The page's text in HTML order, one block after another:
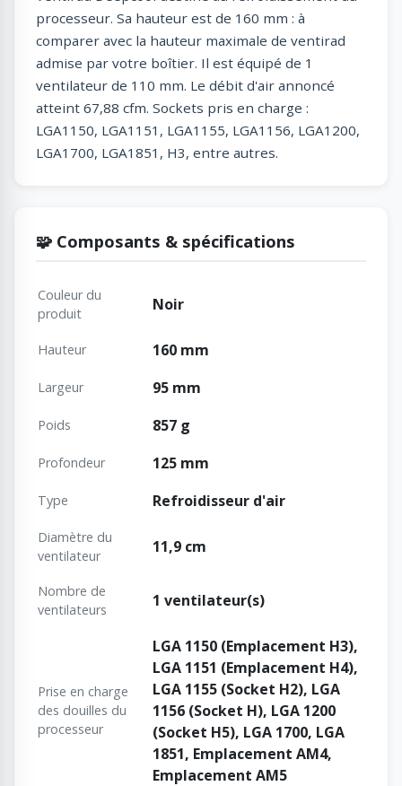
processeur. Sa hauteur est de 160 mm : à
comparer avec la hauteur maximale de ventirad
admise par votre boîtier. Il est équipé de 1
ventilateur de 110 mm. Le débit d'air annoncé
atteint 67,88 cfm. Sockets pris en charge :
LGA1150, LGA1151, LGA1155, LGA1156, LGA1200,
LGA1700, LGA1851, H3, entre autres.
🧩 Composants & spécifications
Couleur du
produit
Noir
Hauteur 160 mm
Largeur 95 mm
Poids 857 g
Profondeur 125 mm
Type Refroidisseur d'air
Diamètre du
ventilateur
11,9 cm
Nombre de
ventilateurs
1 ventilateur(s)
Prise en charge
des douilles du
processeur
LGA 1150 (Emplacement H3),
LGA 1151 (Emplacement H4),
LGA 1155 (Socket H2), LGA
1156 (Socket H), LGA 1200
(Socket H5), LGA 1700, LGA
1851, Emplacement AM4,
Emplacement AM5